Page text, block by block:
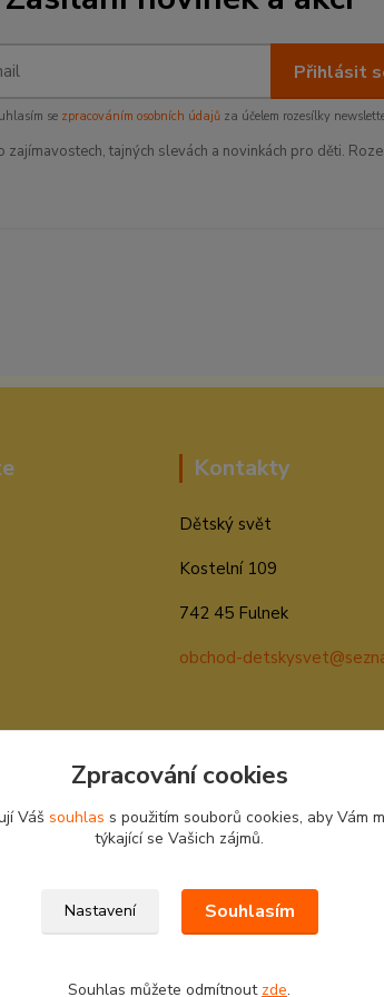
Přihlásit
se zpracováním osobních údajůza účelem rozesílky
tajných slevách a novinkách pro děti.
Kontakty
Dětský svět
Kostelní 109
742 45 Fulnek
obchod-
Zpracování cookies
Váš souhlas s použitím souborů cookies, aby Vám
týkající se Vašich zájmů.
Nastavení Souhlasím
Souhlas můžete odmítnout zde.